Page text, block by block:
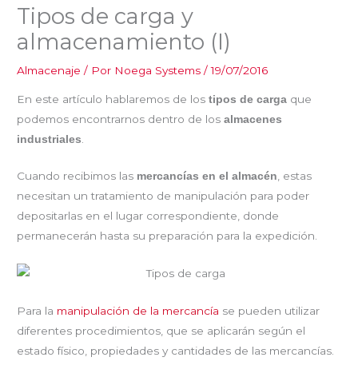
Tipos de carga y
almacenamiento (I)
Almacenaje / Por Noega Systems/19/07/2016
En este artículo hablaremos de lostipos de carga que
podemos encontrarnos dentro de losalmacenes
industriales
Cuando recibimos las mercancías en el almacén, estas
necesitan un tratamiento de manipulación para poder
depositarlas en el lugar correspondiente, donde
permanecerán hasta su preparación para la expedición.
Para la manipulación de la mercancía se pueden utilizar
diferentes procedimientos, que se aplicarán según el
estado físico, propiedades y cantidades de las mercancías.